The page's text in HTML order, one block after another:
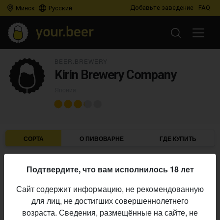
Минск Русский Добавьте заведение FAQ
Kirin Brewery Company
СОРТА О ПИВОВАРНЕ ГДЕ КУПИТЬ
ABV ДАТА В ПРОДАЖЕ
KIRIN BREWERY COMPANY
Ichiban (Ichiban Shibori) (一番搾り)
Подтвердите, что вам исполнилось 18 лет
Сайт содержит информацию, не рекомендованную
для лиц, не достигших совершеннолетнего
возраста. Сведения, размещённые на сайте, не